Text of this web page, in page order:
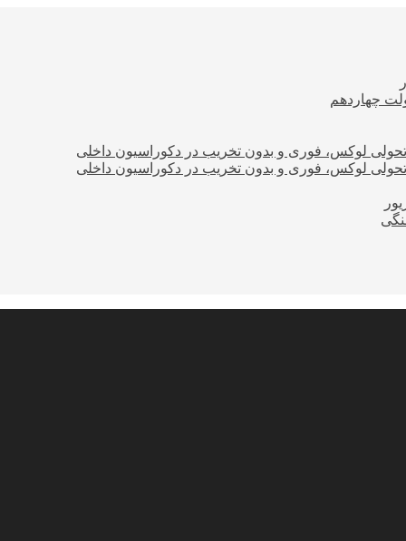
چهاردهم
تحولی لوکس، فوری و بدون تخریب در دکوراسیون داخلی
تحولی لوکس، فوری و بدون تخریب در دکوراسیون داخلی